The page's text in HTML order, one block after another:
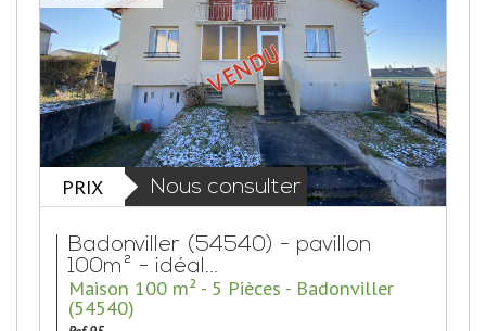
PRIX Nous consulter
Badonviller (54540) - pavillon
100m² - idéal...
Maison 100 m² - 5 Pièces - Badonviller
(54540)